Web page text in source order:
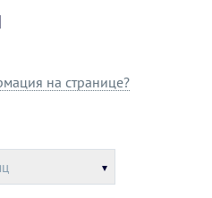
на странице?